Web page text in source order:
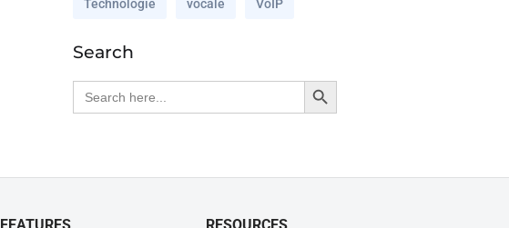
Technologie vocale VoIP
Search
Search
for:
Search Button